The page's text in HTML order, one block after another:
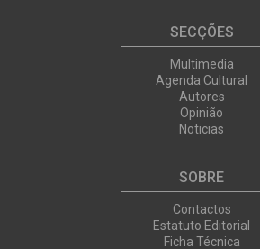
SECÇÕES
Multimedia
Agenda Cultural
Autores
Opinião
Noticias
SOBRE
Contactos
Estatuto Editorial
Ficha Técnica